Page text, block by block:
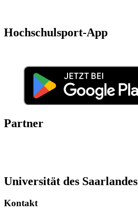
Hochschulsport-App
Partner
Universität des Saarlandes
Kontakt